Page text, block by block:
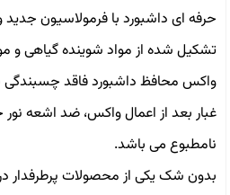
حرفه ای داشبورد با فرمولاسیون
تشکیل شده از مواد شوینده گیاهی و
واکس محافظ داشبورد فاقد
غبار بعد از اعمال واکس، ضد اشعه نور
نامطبوع می باشد.
بدون شک يكى از محصولات پرطرفدار